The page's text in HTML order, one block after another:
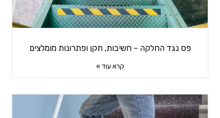
פס נגד החלקה – חשיבות, תקן ופתרונות מומלצים
קרא עוד »